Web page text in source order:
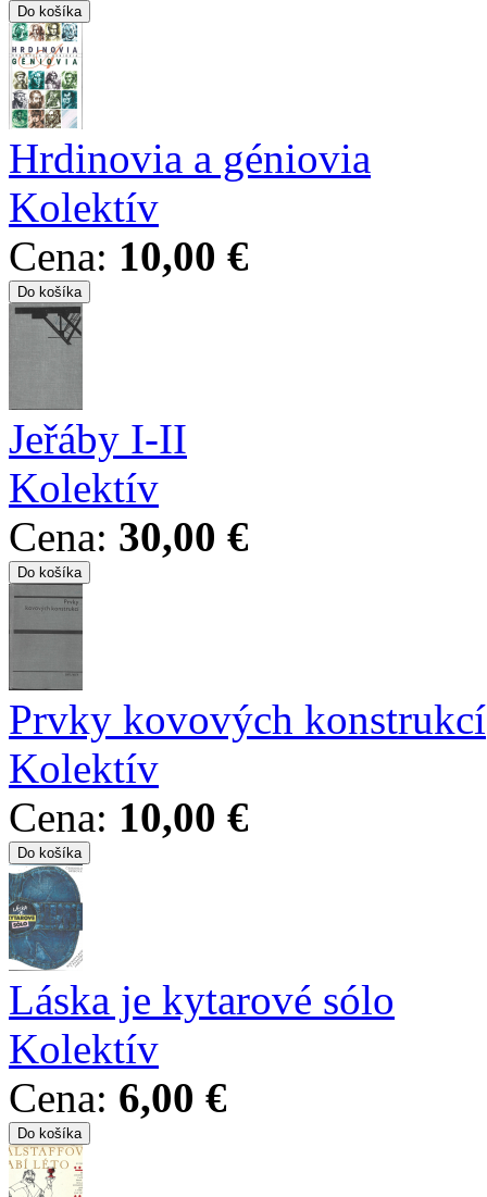
Hrdinovia a géniovia
Kolektív
Cena: 10,00 €
Jeřáby I-II
Kolektív
Cena: 30,00 €
Prvky kovových konstrukcí
Kolektív
Cena: 10,00 €
Láska je kytarové sólo
Kolektív
Cena: 6,00 €